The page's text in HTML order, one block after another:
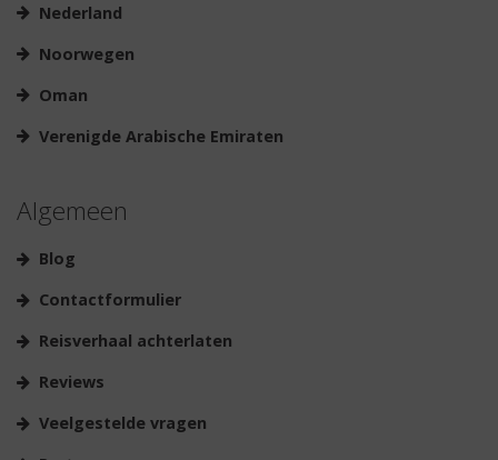
Nederland
Noorwegen
Oman
Verenigde Arabische Emiraten
Algemeen
Blog
Contactformulier
Reisverhaal achterlaten
Reviews
Veelgestelde vragen